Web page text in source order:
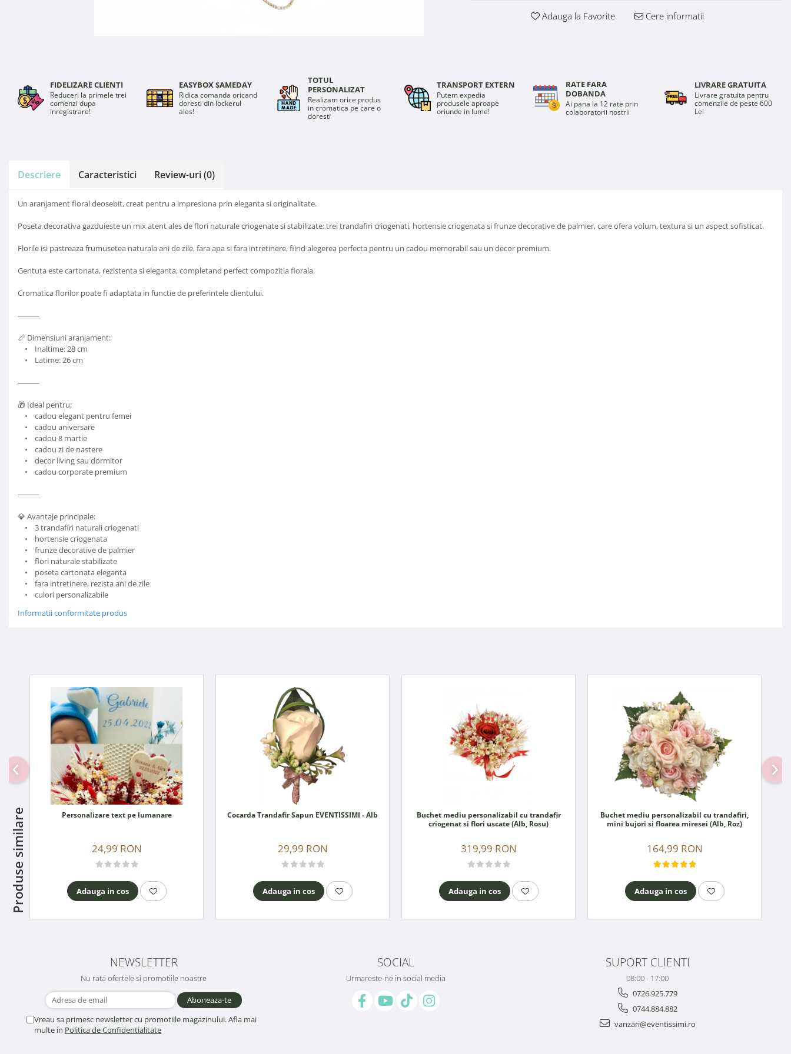
Adauga la Favorite Cere informatii
FIDELIZARE CLIENTI
Reduceri la primele trei
comenzi dupa
inregistrare!
EASYBOX SAMEDAY
Ridica comanda oricand
doresti din lockerul
ales!
TOTUL
PERSONALIZAT
Realizam orice produs
in cromatica pe care o
doresti
TRANSPORT EXTERN
Putem expedia
produsele aproape
oriunde in lume!
RATE FARA
DOBANDA
Ai pana la 12 rate prin
colaboratorii nostrii
LIVRARE GRATUITA
Livrare gratuita pentru
comenzile de peste 600
Lei
Descriere Caracteristici Review-uri(0)
Un aranjament floral deosebit, creat pentru a impresiona prin eleganta si originalitate.
Poseta decorativa gazduieste un mix atent ales de flori naturale criogenate si stabilizate: trei trandafiri criogenati, hortensie criogenata si frunze decorative de palmier, care ofera volum, textura si un aspect sofisticat.
Florile isi pastreaza frumusetea naturala ani de zile, fara apa si fara intretinere, fiind alegerea perfecta pentru un cadou memorabil sau un decor premium.
Gentuta este cartonata, rezistenta si eleganta, completand perfect compozitia florala.
Cromatica florilor poate fi adaptata in functie de preferintele clientului.
⸻
📏 Dimensiuni aranjament:
• Inaltime: 28 cm
• Latime: 26 cm
⸻
🎁 Ideal pentru:
• cadou elegant pentru femei
• cadou aniversare
• cadou 8 martie
• cadou zi de nastere
• decor living sau dormitor
• cadou corporate premium
⸻
💎 Avantaje principale:
• 3 trandafiri naturali criogenati
• hortensie criogenata
• frunze decorative de palmier
• flori naturale stabilizate
• poseta cartonata eleganta
• fara intretinere, rezista ani de zile
• culori personalizabile
Informatii conformitate produs
Produse similare Personalizare text pe lumanare
24,99 RON
Adauga in cos
Cocarda Trandafir Sapun EVENTISSIMI - Alb
29,99 RON
Adauga in cos
Buchet mediu personalizabil cu trandafir
criogenat si flori uscate (Alb, Rosu)
319,99 RON
Adauga in cos
Buchet mediu personalizabil cu trandafiri,
mini bujori si floarea miresei (Alb, Roz)
164,99 RON
Adauga in cos
NEWSLETTER
Nu rata ofertele si promotiile noastre
Vreau sa primesc newsletter cu promotiile magazinului. Afla mai
multe in Politica de Confidentialitate
SOCIAL
Urmareste-ne in social media
SUPORT CLIENTI
08:00 - 17:00
0726.925.779
0744.884.882
vanzari@eventissimi.ro